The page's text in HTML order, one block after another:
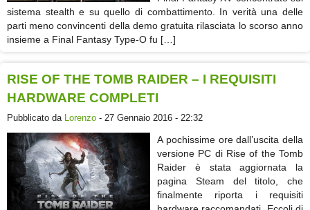
sistema stealth e su quello di combattimento. In verità una delle
parti meno convincenti della demo gratuita rilasciata lo scorso anno
insieme a Final Fantasy Type-O fu […]
RISE OF THE TOMB RAIDER – I REQUISITI
HARDWARE COMPLETI
Pubblicato da Lorenzo - 27 Gennaio 2016 - 22:32
A pochissime ore dall’uscita della
versione PC di Rise of the Tomb
Raider è stata aggiornata la
pagina Steam del titolo, che
finalmente riporta i requisiti